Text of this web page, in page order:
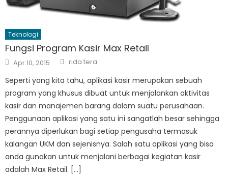
Teknologi
Fungsi Program Kasir Max Retail
Posted
on
Apr 10, 2015 Author
rida tera
Seperti yang kita tahu, aplikasi kasir merupakan sebuah
program yang khusus dibuat untuk menjalankan aktivitas
kasir dan manajemen barang dalam suatu perusahaan.
Penggunaan aplikasi yang satu ini sangatlah besar sehingga
perannya diperlukan bagi setiap pengusaha termasuk
kalangan UKM dan sejenisnya. Salah satu aplikasi yang bisa
anda gunakan untuk menjalani berbagai kegiatan kasir
adalah Max Retail. […]